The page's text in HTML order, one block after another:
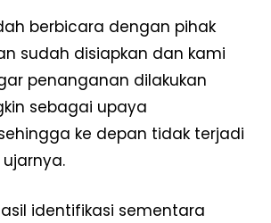
berbicara dengan pihak
sudah disiapkan dan kami
penanganan dilakukan
sebagai upaya
ke depan tidak terjadi
ujarnya.
identifikasi sementara